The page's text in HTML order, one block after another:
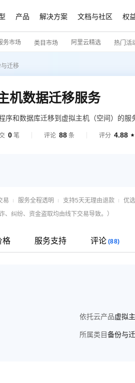
产品 解决方案 文档与社区 权
务市场 类目市场 阿里云精选 热门活
迁移
机数据迁移服务
序和数据库迁移到虚拟主机（空间）的服
0 笔 评论 88 条 评分 4.88 
易 服务全程透明 支持5天无理由退款
优
、纠纷、资金盗取均由线下交易导致。）
格 服务支持 评论 (88)
依托云产品虚拟
所属类目备份与